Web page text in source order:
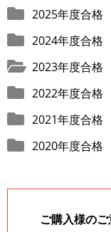
2025年度合格
2024年度合格
2023年度合格
2022年度合格
2021年度合格
2020年度合格
ご購入様の